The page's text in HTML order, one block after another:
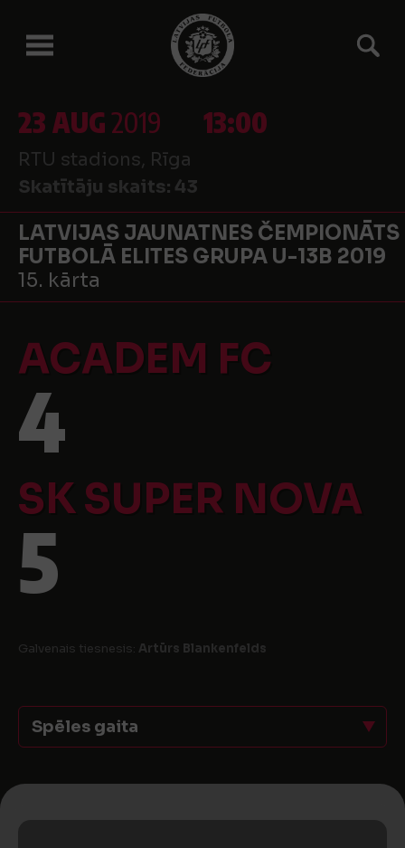
23 AUG2019 13:00
RTU stadions, Rīga
Skatītāju skaits: 43
LATVIJAS JAUNATNES ČEMPIONĀTS
FUTBOLĀ ELITES GRUPA U-13B 2019
15. kārta
ACADEM FC
4
SK SUPER NOVA
5
Galvenais tiesnesis: Artūrs Blankenfelds
Spēles gaita